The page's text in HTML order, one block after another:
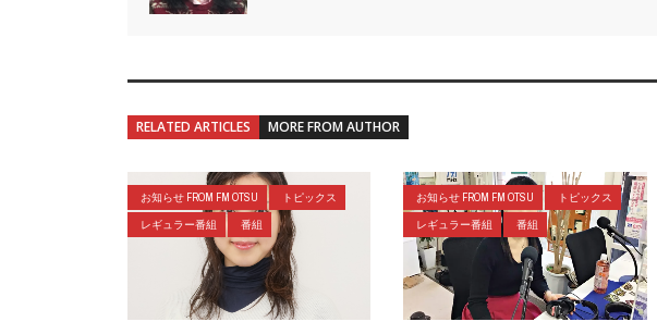
RELATED ARTICLES MORE FROM AUTHOR
お知らせ FROM FM OTSU
トピックス
レギュラー番組
番組
お知らせ FROM FM OTSU
トピックス
レギュラー番組
番組